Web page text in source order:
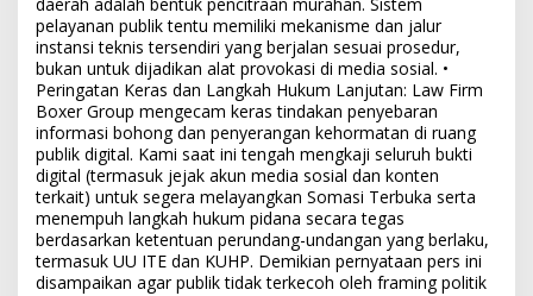
pelayanan publik tentu memiliki mekanisme dan jalur
instansi teknis tersendiri yang berjalan sesuai prosedur,
bukan untuk dijadikan alat provokasi di media sosial. •
Peringatan Keras dan Langkah Hukum Lanjutan: Law Firm
Boxer Group mengecam keras tindakan penyebaran
informasi bohong dan penyerangan kehormatan di ruang
publik digital. Kami saat ini tengah mengkaji seluruh bukti
digital (termasuk jejak akun media sosial dan konten
terkait) untuk segera melayangkan Somasi Terbuka serta
menempuh langkah hukum pidana secara tegas
berdasarkan ketentuan perundang-undangan yang berlaku,
termasuk UU ITE dan KUHP. Demikian pernyataan pers ini
disampaikan agar publik tidak terkecoh oleh framing politik